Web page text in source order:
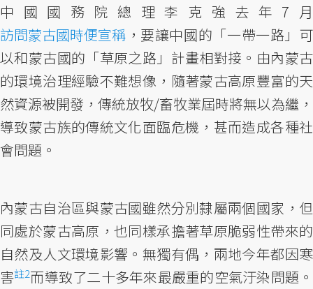
中國國務院總理李克強去年7月
訪問蒙古國時便宣稱 ，要讓中國的「一帶一路」可
以和蒙古國的「草原之路」計畫相對接。由內蒙古
的環境治理經驗不難想像，隨著蒙古高原豐富的天
然資源被開發，傳統放牧/畜牧業屆時將無以為繼，
導致蒙古族的傳統文化面臨危機，甚而造成各種社
會問題。
內蒙古自治區與蒙古國雖然分別隸屬兩個國家，但
同處於蒙古高原，也同樣承擔著草原脆弱性帶來的
自然及人文環境影響。無獨有偶，兩地今年都因寒
害註2而導致了二十多年來最嚴重的空氣汙染問題。